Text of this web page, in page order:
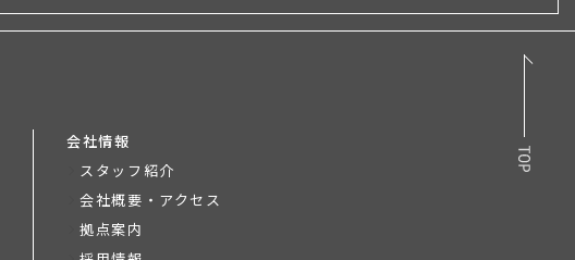
会社情報
スタッフ紹介
会社概要・アクセス
拠点案内